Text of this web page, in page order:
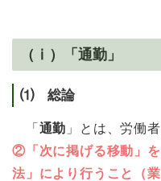
（ⅰ）「通勤」
⑴ 総論
「 通勤 」とは、労働
②「次に掲げる移動」
法」により行うこと（